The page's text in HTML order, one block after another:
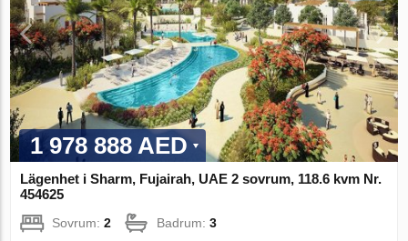
1 978 888 AED
Lägenhet i Sharm, Fujairah, UAE 2 sovrum, 118.6 kvm Nr.
454625
Sovrum:2 Badrum:3